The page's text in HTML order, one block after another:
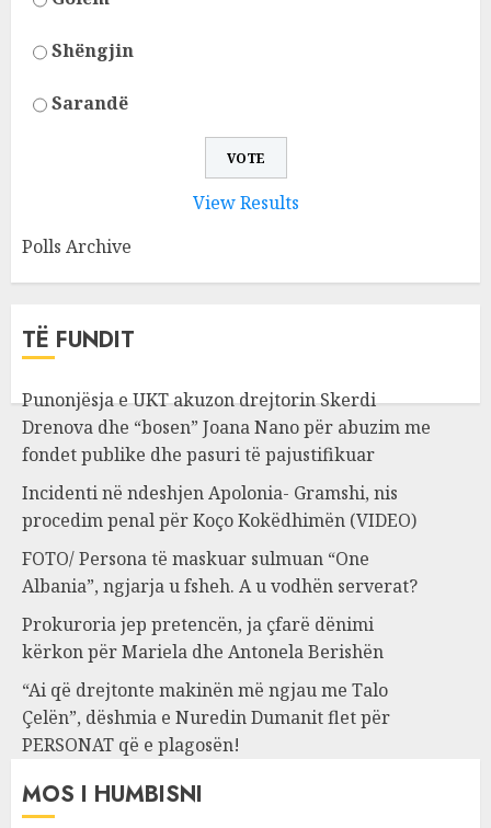
Shëngjin
Sarandë
View Results
Polls Archive
TË FUNDIT
Punonjësja e UKT akuzon drejtorin Skerdi
Drenova dhe “bosen” Joana Nano për abuzim me
fondet publike dhe pasuri të pajustifikuar
Incidenti në ndeshjen Apolonia- Gramshi, nis
procedim penal për Koço Kokëdhimën (VIDEO)
FOTO/ Persona të maskuar sulmuan “One
Albania”, ngjarja u fsheh. A u vodhën serverat?
Prokuroria jep pretencën, ja çfarë dënimi
kërkon për Mariela dhe Antonela Berishën
“Ai që drejtonte makinën më ngjau me Talo
Çelën”, dëshmia e Nuredin Dumanit flet për
PERSONAT që e plagosën!
MOS I HUMBISNI